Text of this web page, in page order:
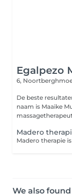
Egalpezo
6,
De beste
naam is Maaike
Madero
We also